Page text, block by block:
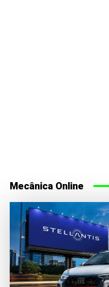
Mecânica Online